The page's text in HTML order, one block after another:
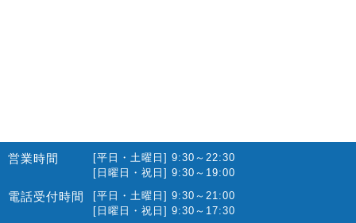
2022.01(10)
2021.12(12)
営業時間
[平日・土曜日] 9:30～22:30
[日曜日・祝日] 9:30～19:00
電話受付時間
[平日・土曜日] 9:30～21:00
[日曜日・祝日] 9:30～17:30